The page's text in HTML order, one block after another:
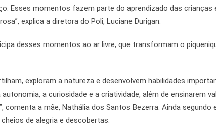
Esses momentos fazem parte do aprendizado das crianças
explica a diretora do Poli, Luciane Durigan.
desses momentos ao ar livre, que transformam o
exploram a natureza e desenvolvem habilidades
a curiosidade e a criatividade, além de ensinarem
a mãe, Nathália dos Santos Bezerra. Ainda segundo
de alegria e descobertas.